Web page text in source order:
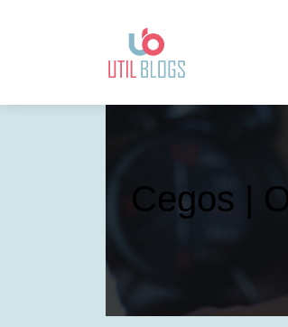
Cegos |